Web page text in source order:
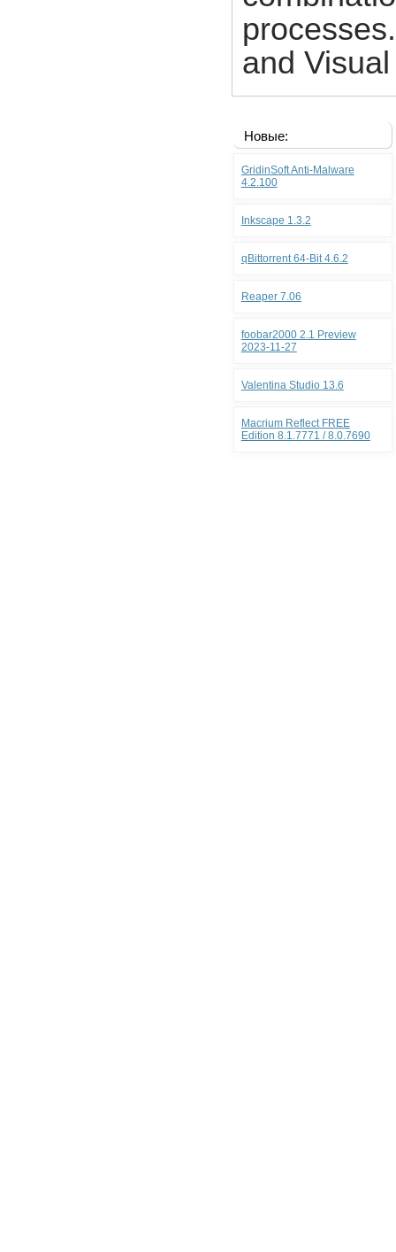
and
Новые:
GridinSoft Anti-Malware
4.2.100
Inkscape 1.3.2
qBittorrent 64-Bit 4.6.2
Reaper 7.06
foobar2000 2.1 Preview
2023-11-27
Valentina Studio 13.6
Macrium Reflect FREE
Edition 8.1.7771 / 8.0.7690